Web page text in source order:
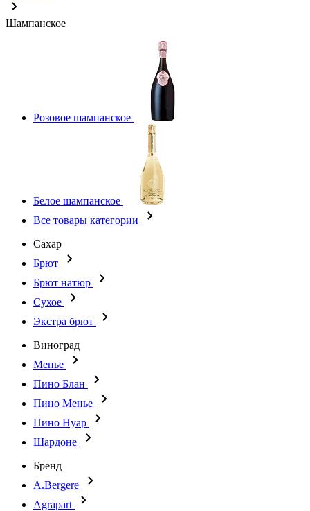
Шампанское
Розовое шампанское
Белое шампанское
Все товары категории
Сахар
Брют
Брют натюр
Сухое
Экстра брют
Виноград
Менье
Пино Блан
Пино Менье
Пино Нуар
Шардоне
Бренд
A.Bergere
Agrapart